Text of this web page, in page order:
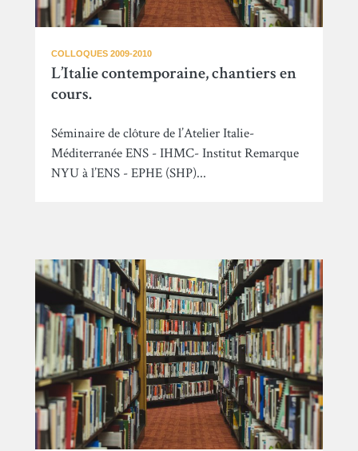
COLLOQUES 2009-2010
L’Italie contemporaine, chantiers en
cours.
Séminaire de clôture de l’Atelier Italie-
Méditerranée ENS - IHMC- Institut Remarque
NYU à l’ENS - EPHE (SHP)...